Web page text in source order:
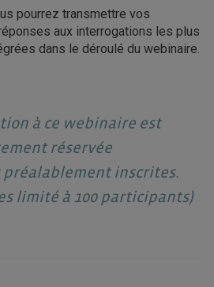
pourrez transmettre vos
aux interrogations les plus
dans le déroulé du webinaire.
à ce webinaire est
réservée
préalablement inscrites.
limité à 100 participants)